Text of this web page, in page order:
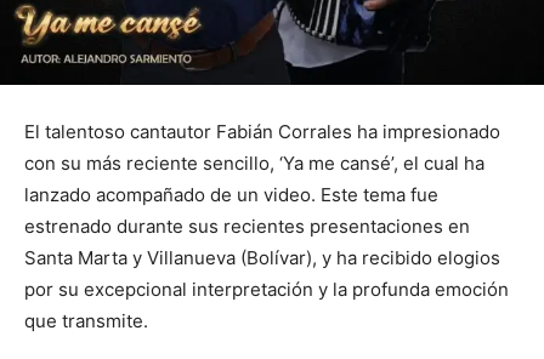
El talentoso cantautor Fabián Corrales ha impresionado
con su más reciente sencillo, ‘Ya me cansé’, el cual ha
lanzado acompañado de un video. Este tema fue
estrenado durante sus recientes presentaciones en
Santa Marta y Villanueva (Bolívar), y ha recibido elogios
por su excepcional interpretación y la profunda emoción
que transmite.